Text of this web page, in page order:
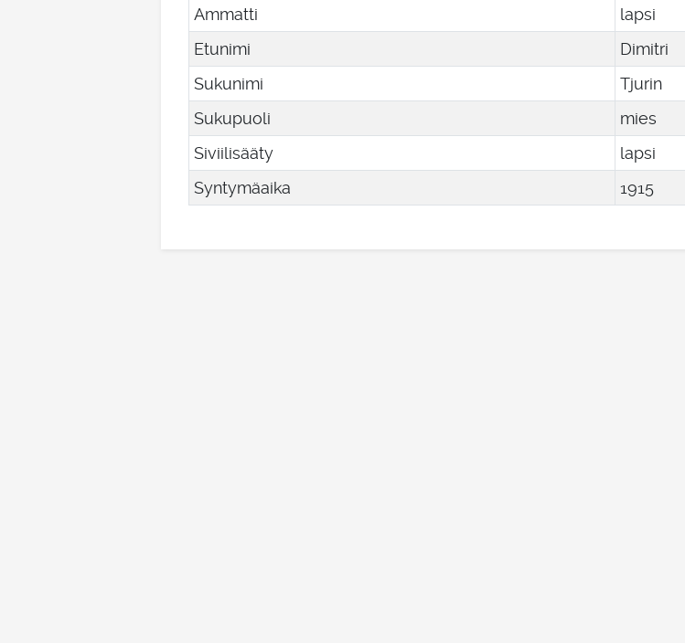
Ammatti
lapsi
Etunimi
Dimitri
Sukunimi
Tjurin
Sukupuoli
mies
Siviilisääty
lapsi
Syntymäaika
1915